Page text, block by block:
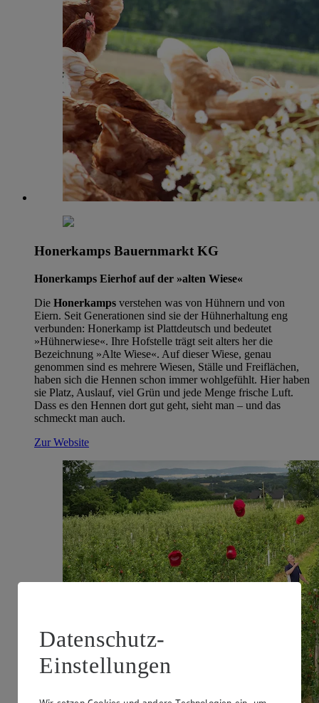
Honerkamps Bauernmarkt KG
Honerkamps Eierhof auf der »alten Wiese«
Die Honerkamps verstehen was von Hühnern und von
Eiern. Seit Generationen sind sie der Hühnerhaltung eng
verbunden: Honerkamp ist Plattdeutsch und bedeutet
»Hühnerwiese«. Ihre Hofstelle trägt seit alters her die
Bezeichnung »Alte Wiese«. Auf dieser Wiese, genau
genommen sind es mehrere Wiesen, Ställe und Freiflächen,
haben sich die Hennen schon immer wohlgefühlt. Hier haben
sie Platz, Auslauf, viel Grün und jede Menge frische Luft.
Dass es den Hennen dort gut geht, sieht man – und das
schmeckt man auch.
Zur Website
Datenschutz-
Einstellungen